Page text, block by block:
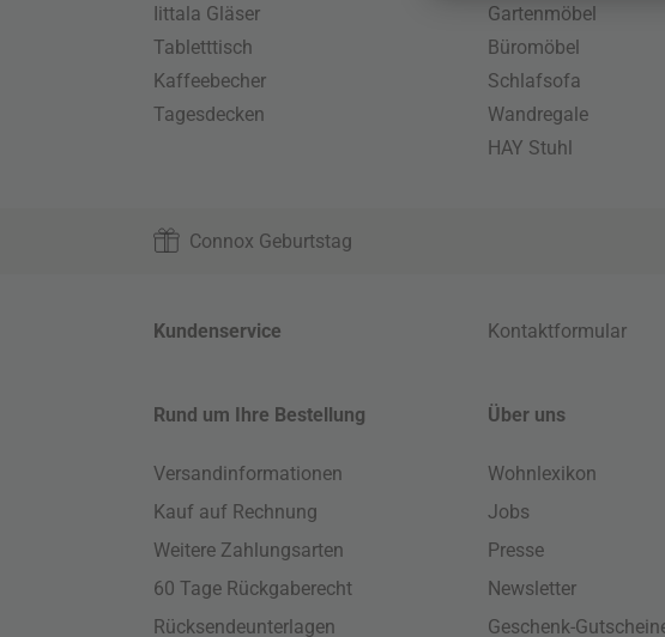
Iittala Gläser
Tabletttisch
Kaffeebecher
Tagesdecken
Gartenmöbel
Büromöbel
Schlafsofa
Wandregale
HAY Stuhl
Connox Geburtstag
Kundenservice Kontaktformular
Rund um Ihre Bestellung
Versandinformationen
Kauf auf Rechnung
Weitere Zahlungsarten
60 Tage Rückgaberecht
Rücksendeunterlagen
Über uns
Wohnlexikon
Jobs
Presse
Newsletter
Geschenk-